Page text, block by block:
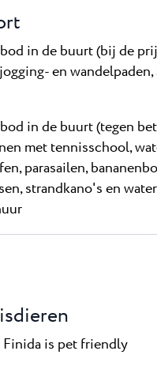
in de buurt (bij de
en
in de buurt (tegen
met tennisschool,
parasailen,
strandkano's en
Finida is pet friendly